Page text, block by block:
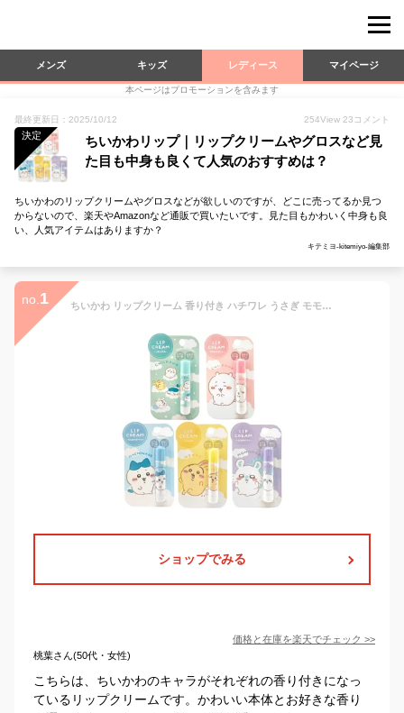
メンズ キッズ レディース マイページ
本ページはプロモーションを含みます
最終更新日：2025/10/12 254View 23 コメント
決定
ちいかわリップ｜リップクリームやグロスなど見
た目も中身も良くて人気のおすすめは？
ちいかわのリップクリームやグロスなどが欲しいのですが、どこに売ってるか見つ
からないので、楽天やAmazonなど通販で買いたいです。見た目もかわいく中身も良
い、人気アイテムはありますか？
キテミヨ-kitemiyo-編集部
no. 1 ちいかわ リップクリーム 香り付き ハチワレ うさぎ モモンガ なんか小さくてかわいいやつ ナガノ
ショップでみる
価格と在庫を楽天でチェック >>
桃葉さん(50代・女性)
こちらは、ちいかわのキャラがそれぞれの香り付きになっ
ているリップクリームです。かわいい本体とお好きな香り